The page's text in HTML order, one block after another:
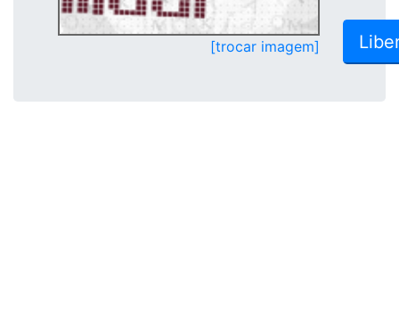
[trocar imagem]